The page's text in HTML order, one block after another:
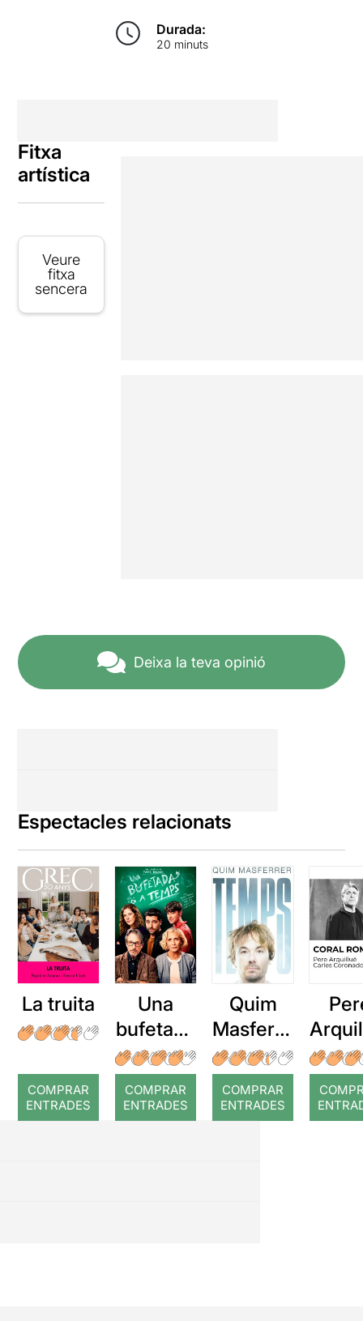
Durada:
20 minuts
Fitxa
artística
Veure
fitxa
sencera
Deixa la teva opinió
Espectacles relacionats
La truita
COMPRAR
ENTRADES
Una
bufetada
a temps
COMPRAR
ENTRADES
Quim
Masferre
r: Temps
COMPRAR
ENTRADES
: